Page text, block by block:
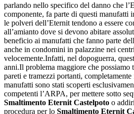
parlando nello specifico del danno che
componente, fa parte di questi manufatti
le polveri dell’Eternit tendono a essere
all’amianto dove si devono abitare
beneficio ai manufatti che fanno parte
anche in condomini in palazzine nei
velocemente.Infatti, nel dopoguerra,
anni.Il problema maggiore che
pareti e tramezzi portanti,
manufatti sono stati scoperti
competenti l’ARPA, per mettere sotto
Smaltimento Eternit Castelpoto o
procedura per lo Smaltimento Eternit